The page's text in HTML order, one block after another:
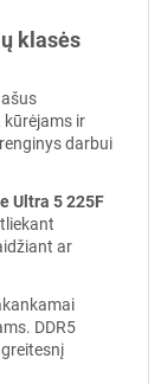
klasės
ir
darbui
Ultra 5 225F
ar
DDR5